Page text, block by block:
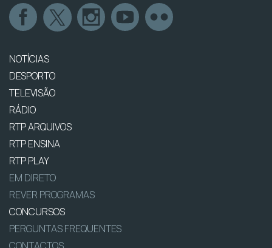
NOTÍCIAS
DESPORTO
TELEVISÃO
RÁDIO
RTP ARQUIVOS
RTP ENSINA
RTP PLAY
EM DIRETO
REVER PROGRAMAS
CONCURSOS
PERGUNTAS FREQUENTES
CONTACTOS